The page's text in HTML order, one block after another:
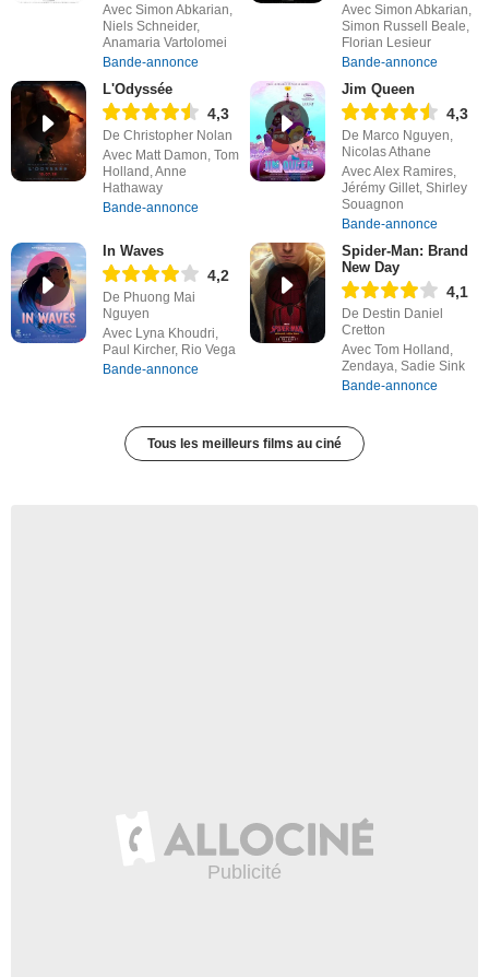
Avec Simon Abkarian,
Niels Schneider,
Anamaria Vartolomei
Bande-annonce
Avec Simon Abkarian,
Simon Russell Beale,
Florian Lesieur
Bande-annonce
L'Odyssée
4,3
De Christopher Nolan
Avec Matt Damon, Tom
Holland, Anne
Hathaway
Bande-annonce
Jim Queen
4,3
De Marco Nguyen,
Nicolas Athane
Avec Alex Ramires,
Jérémy Gillet, Shirley
Souagnon
Bande-annonce
In Waves
4,2
De Phuong Mai
Nguyen
Avec Lyna Khoudri,
Paul Kircher, Rio Vega
Bande-annonce
Spider-Man: Brand
New Day
4,1
De Destin Daniel
Cretton
Avec Tom Holland,
Zendaya, Sadie Sink
Bande-annonce
Tous les meilleurs films au ciné